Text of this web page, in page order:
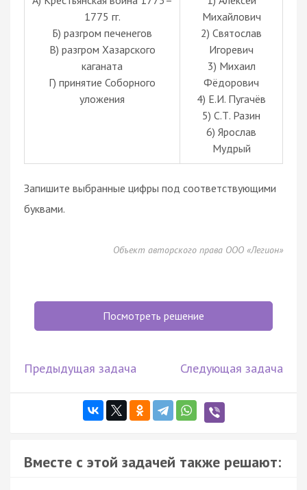
1775 гг.
Б) разгром печенегов
В) разгром Хазарского
каганата
Г) принятие Соборного
уложения
Михайлович
2) Святослав
Игоревич
3) Михаил
Фёдорович
4) Е.И. Пугачёв
5) С.Т. Разин
6) Ярослав
Мудрый
Запишите выбранные цифры под соответствующими
буквами.
Объект авторского права ООО «Легион»
Посмотреть решение
Предыдущая задача Следующая задача
Вместе с этой задачей также решают: